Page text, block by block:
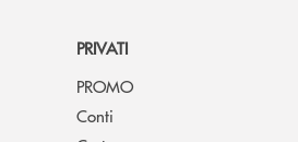
PRIVATI
PROMO
Conti